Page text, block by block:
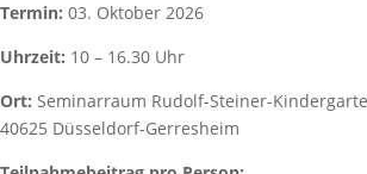
Termin: 03. Oktober 2026
Uhrzeit: 10 – 16.30 Uhr
Ort: Seminarraum Rudolf-Steiner-
40625 Düsseldorf-Gerresheim